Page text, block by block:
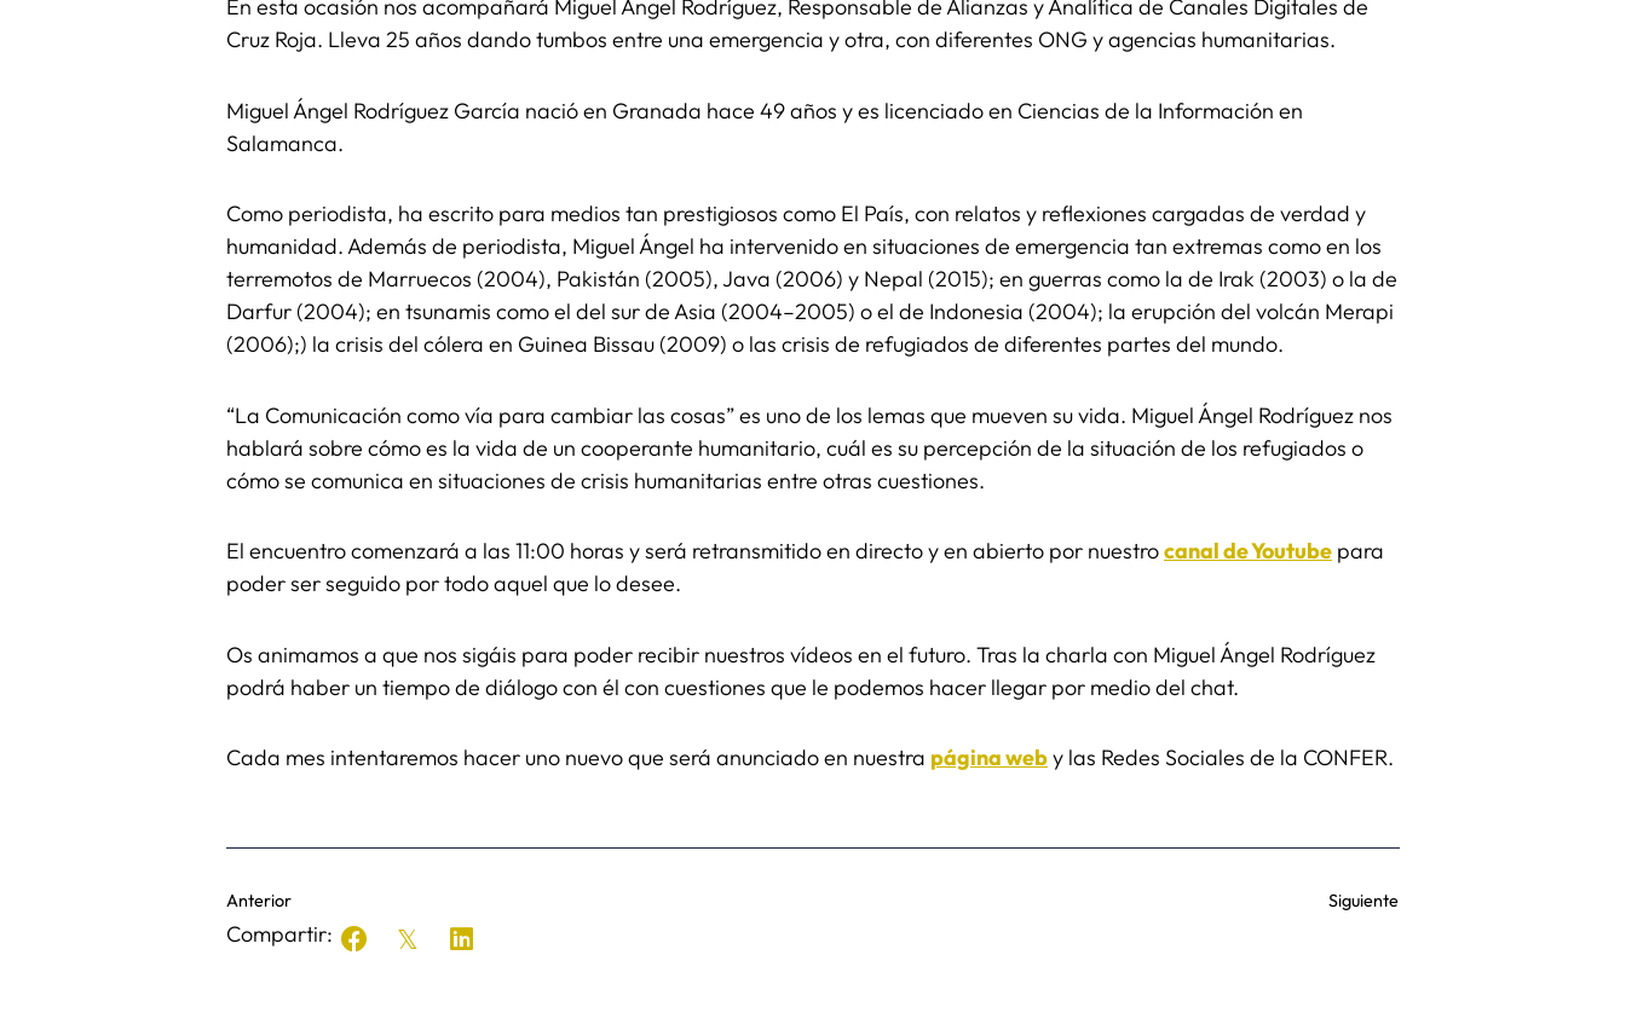
En esta ocasión nos acompañará Miguel Ángel Rodríguez, Responsable de Alianzas y Analítica de Canales Digitales de
Cruz Roja. Lleva 25 años dando tumbos entre una emergencia y otra, con diferentes ONG y agencias humanitarias.
Miguel Ángel Rodríguez García nació en Granada hace 49 años y es licenciado en Ciencias de la Información en
Salamanca.
Como periodista, ha escrito para medios tan prestigiosos como El País, con relatos y reflexiones cargadas de verdad y
humanidad. Además de periodista, Miguel Ángel ha intervenido en situaciones de emergencia tan extremas como en los
terremotos de Marruecos (2004), Pakistán (2005), Java (2006) y Nepal (2015); en guerras como la de Irak (2003) o la de
Darfur (2004); en tsunamis como el del sur de Asia (2004–2005) o el de Indonesia (2004); la erupción del volcán Merapi
(2006);) la crisis del cólera en Guinea Bissau (2009) o las crisis de refugiados de diferentes partes del mundo.
“La Comunicación como vía para cambiar las cosas” es uno de los lemas que mueven su vida. Miguel Ángel Rodríguez nos
hablará sobre cómo es la vida de un cooperante humanitario, cuál es su percepción de la situación de los refugiados o
cómo se comunica en situaciones de crisis humanitarias entre otras cuestiones.
El encuentro comenzará a las 11:00 horas y será retransmitido en directo y en abierto por nuestrocanal de Youtube para
poder ser seguido por todo aquel que lo desee.
Os animamos a que nos sigáis para poder recibir nuestros vídeos en el futuro. Tras la charla con Miguel Ángel Rodríguez
podrá haber un tiempo de diálogo con él con cuestiones que le podemos hacer llegar por medio del chat.
Cada mes intentaremos hacer uno nuevo que será anunciado en nuestra página weby las Redes Sociales de la CONFER.
Anterior Siguiente
Compartir: